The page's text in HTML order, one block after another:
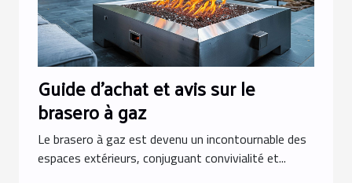
Guide d'achat et avis sur le
brasero à gaz
Le brasero à gaz est devenu un incontournable des
espaces extérieurs, conjuguant convivialité et...